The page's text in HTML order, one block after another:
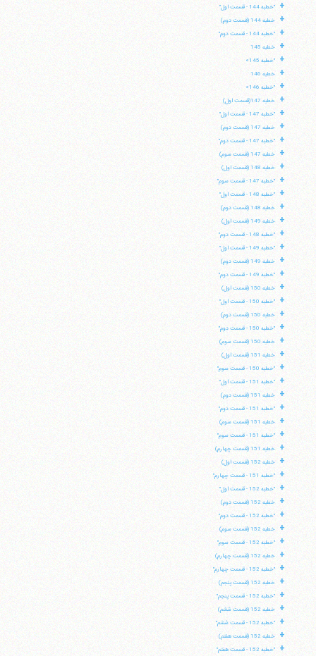
+ "خطبه 144 - قسمت اول"
+ خطبه 144 (قسمت دوم)
+ "خطبه 144 - قسمت دوم"
+ خطبه 145
+ "خطبه 145»
+ خطبه 146
+ "خطبه 146»
+ خطبه 147(قسمت اول)
+ "خطبه 147 - قسمت اول"
+ خطبه 147 (قسمت دوم)
+ "خطبه 147 - قسمت دوم"
+ خطبه 147 (قسمت سوم)
+ خطبه 148 (قسمت اول)
+ "خطبه 147 - قسمت سوم"
+ "خطبه 148 - قسمت اول"
+ خطبه 148 (قسمت دوم)
+ خطبه 149 (قسمت اول)
+ "خطبه 148 - قسمت دوم"
+ "خطبه 149 - قسمت اول"
+ خطبه 149 (قسمت دوم)
+ "خطبه 149 - قسمت دوم"
+ خطبه 150 (قسمت اول)
+ "خطبه 150 - قسمت اول"
+ خطبه 150 (قسمت دوم)
+ "خطبه 150 - قسمت دوم"
+ خطبه 150 (قسمت سوم)
+ خطبه 151 (قسمت اول)
+ "خطبه 150 - قسمت سوم"
+ "خطبه 151 - قسمت اول"
+ خطبه 151 (قسمت دوم)
+ "خطبه 151 - قسمت دوم"
+ خطبه 151 (قسمت سوم)
+ "خطبه 151 - قسمت سوم"
+ خطبه 151 (قسمت چهارم)
+ خطبه 152 (قسمت اول)
+ "خطبه 151 - قسمت چهارم"
+ "خطبه 152 - قسمت اول"
+ خطبه 152 (قسمت دوم)
+ "خطبه 152 - قسمت دوم"
+ خطبه 152 (قسمت سوم)
+ "خطبه 152 - قسمت سوم"
+ خطبه 152 (قسمت چهارم)
+ "خطبه 152 - قسمت چهارم"
+ خطبه 152 (قسمت پنجم)
+ "خطبه 152 - قسمت پنجم"
+ خطبه 152 (قسمت ششم)
+ "خطبه 152 - قسمت ششم"
+ خطبه 152 (قسمت هفتم)
+ "خطبه 152 - قسمت هفتم"